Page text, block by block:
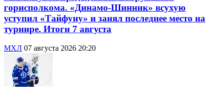
горисполкома. «Динамо-Шинник» всухую
уступил «Тайфуну» и занял последнее место на
турнире. Итоги 7 августа
МХЛ 07 августа 2026 20:20